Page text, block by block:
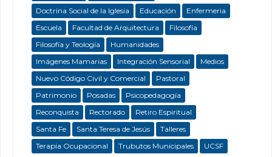
Doctrina Social de la Iglesia
Educación
Enfermeria
Escuela
Facultad de Arquitectura
Filosofía
Filosofía y Teología
Humanidades
Imágenes Mamarias
Integración Sensorial
Medios
Nuevo Código Civil y Comercial
Pastoral
Patrimonio
Posadas
Psicopedagogía
Reconquista
Rectorado
Retiro Espiritual
Santa Fe
Santa Teresa de Jesús
Talleres
Terapia Ocupacional
Trubutos Municipales UCSF